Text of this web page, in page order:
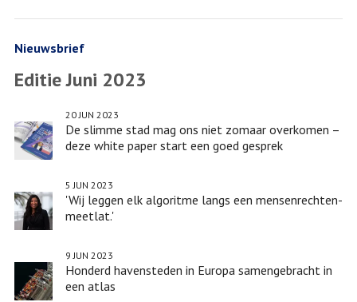
Nieuwsbrief
Editie Juni 2023
De slimme stad mag ons niet zomaar overkomen –
deze white paper start een goed gesprek
20 JUN 2023
'Wij leggen elk algoritme langs een mensenrechten-
meetlat.'
5 JUN 2023
Honderd havensteden in Europa samengebracht in
een atlas
9 JUN 2023